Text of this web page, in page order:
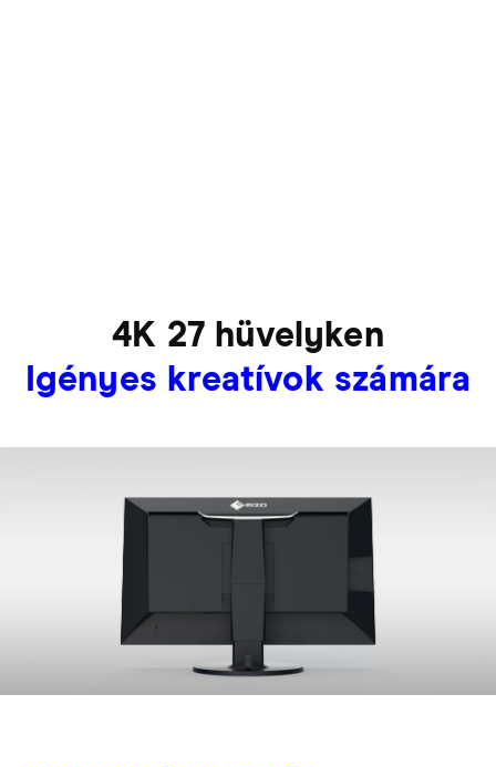
4K 27 hüvelyken
Igényes kreatívok számára